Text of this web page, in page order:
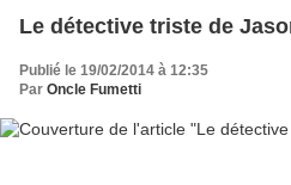
Le détective triste de
Publié le 19/02/2014 à 12:35
Par Oncle Fumetti